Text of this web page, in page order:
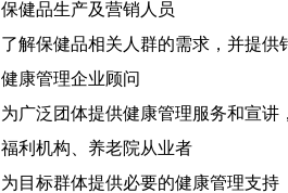
保健品生产及营销人员
了解保健品相关人群的需求，并提供
健康管理企业顾问
为广泛团体提供健康管理服务和宣讲
福利机构、养老院从业者
为目标群体提供必要的健康管理支持